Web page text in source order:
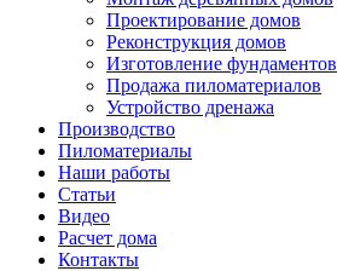
Проектирование домов
Реконструкция домов
Изготовление фундаментов
Продажа пиломатериалов
Устройство дренажа
Производство
Пиломатериалы
Наши работы
Статьи
Видео
Расчет дома
Контакты